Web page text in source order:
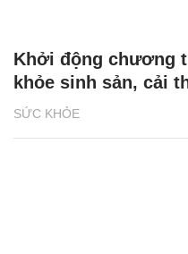
SỨC KHỎE
Khởi động chương
khỏe sinh sản, cải